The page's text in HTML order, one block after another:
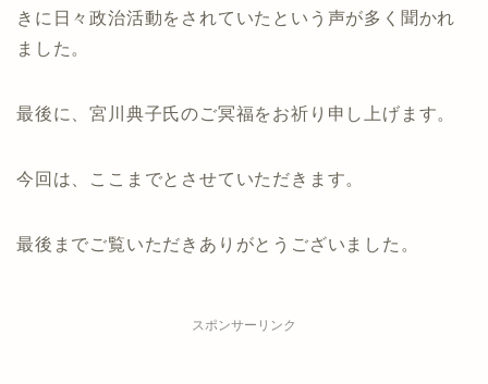
きに日々政治活動をされていたという声が多く聞かれ
ました。
最後に、宮川典子氏のご冥福をお祈り申し上げます。
今回は、ここまでとさせていただきます。
最後までご覧いただきありがとうございました。
スポンサーリンク